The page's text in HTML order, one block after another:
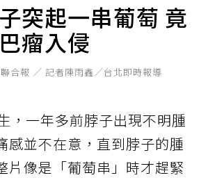
突起一串葡萄 竟
瘤入侵
聯合報 ／ 記者陳雨鑫／台北即時報導
，一年多前脖子出現不明腫
感並不在意，直到脖子的腫
片像是「葡萄串」時才趕緊